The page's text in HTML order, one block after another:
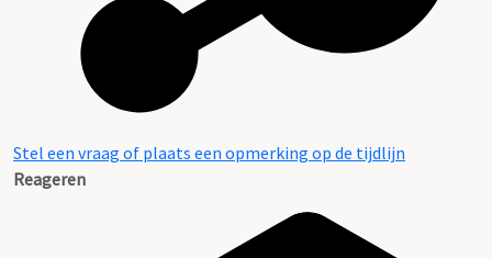
Stel een vraag of plaats een opmerking op de tijdlijn
Reageren